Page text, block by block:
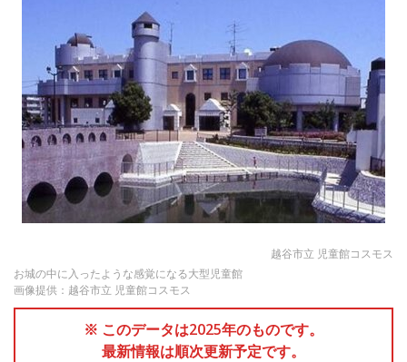
越谷市立 児童館コスモス
お城の中に入ったような感覚になる大型児童館
画像提供：越谷市立 児童館コスモス
※ このデータは2025年のものです。
最新情報は順次更新予定です。